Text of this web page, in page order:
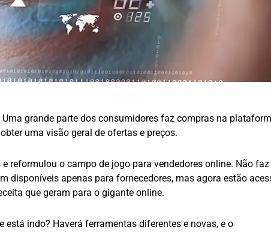
grande parte dos consumidores faz compras na
uma visão geral de ofertas e preços.
reformulou o campo de jogo para vendedores online. Não
disponíveis apenas para fornecedores, mas agora estão
que geram para o gigante online.
indo? Haverá ferramentas diferentes e novas, e o